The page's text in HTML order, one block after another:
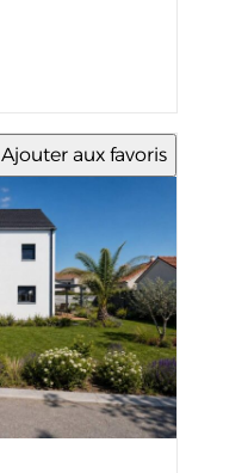
Ajouter aux favoris